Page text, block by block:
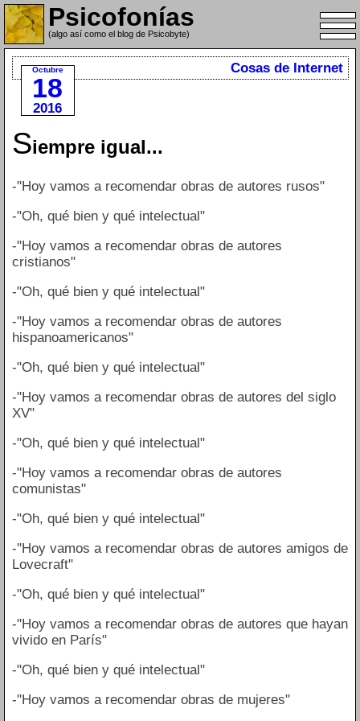
Psicofonías
(algo así como el blog de Psicobyte)
Octubre
18
2016
Cosas de Internet
Siempre igual...
-"Hoy vamos a recomendar obras de autores rusos"
-"Oh, qué bien y qué intelectual"
-"Hoy vamos a recomendar obras de autores
cristianos"
-"Oh, qué bien y qué intelectual"
-"Hoy vamos a recomendar obras de autores
hispanoamericanos"
-"Oh, qué bien y qué intelectual"
-"Hoy vamos a recomendar obras de autores del siglo
XV"
-"Oh, qué bien y qué intelectual"
-"Hoy vamos a recomendar obras de autores
comunistas"
-"Oh, qué bien y qué intelectual"
-"Hoy vamos a recomendar obras de autores amigos de
Lovecraft"
-"Oh, qué bien y qué intelectual"
-"Hoy vamos a recomendar obras de autores que hayan
vivido en París"
-"Oh, qué bien y qué intelectual"
-"Hoy vamos a recomendar obras de mujeres"